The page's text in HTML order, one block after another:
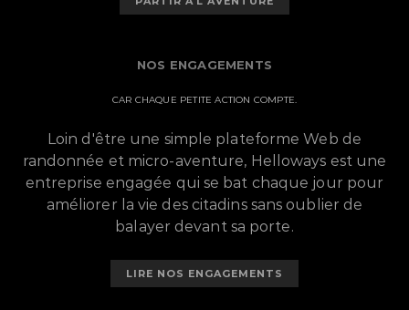
NOS ENGAGEMENTS
CAR CHAQUE PETITE ACTION COMPTE.
Loin d'être une simple plateforme Web de
randonnée et micro-aventure, Helloways est une
entreprise engagée qui se bat chaque jour pour
améliorer la vie des citadins sans oublier de
balayer devant sa porte.
LIRE NOS ENGAGEMENTS